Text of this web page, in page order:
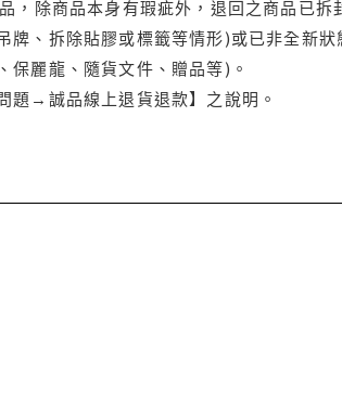
，除商品本身有瑕疵外，退回之商品已
牌、拆除貼膠或標籤等情形)或已非全新
保麗龍、隨貨文件、贈品等)。
題→誠品線上退貨退款】之說明。